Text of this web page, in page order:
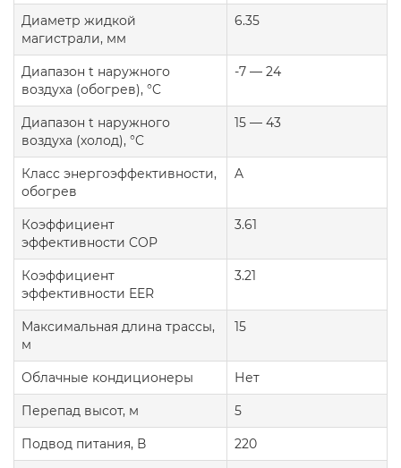
Диаметр жидкой
магистрали, мм
6.35
Диапазон t наружного
воздуха (обогрев), °C
-7 — 24
Диапазон t наружного
воздуха (холод), °C
15 — 43
Класс энергоэффективности,
обогрев
A
Коэффициент
эффективности COP
3.61
Коэффициент
эффективности EER
3.21
Максимальная длина трассы,
м
15
Облачные кондиционеры Нет
Перепад высот, м 5
Подвод питания, В 220